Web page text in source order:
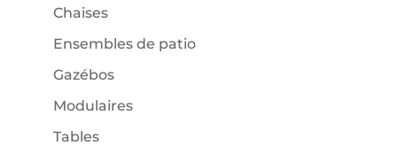
Chaises
Ensembles de patio
Gazébos
Modulaires
Tables